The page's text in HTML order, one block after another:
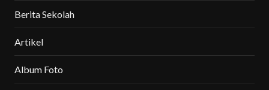
Berita Sekolah
Artikel
Album Foto